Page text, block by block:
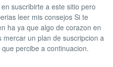
suscribirte a este sitio pero
leer mis consejos Si te
ha ya que algo de corazon en
un plan de suscripcion a
percibe a continuacion.